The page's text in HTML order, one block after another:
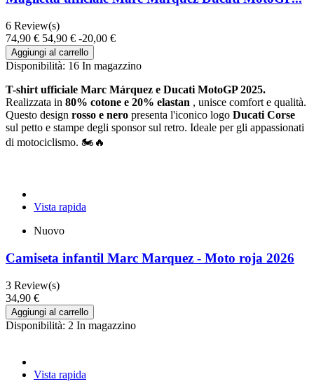
6 Review(s)
74,90 € 54,90 € -20,00 €
Aggiungi al carrello
Disponibilità: 16 In magazzino
T-shirt ufficiale Marc Márquez e Ducati MotoGP 2025.
Realizzata in 80% cotone e 20% elastan , unisce comfort e qualità.
Questo design rosso e nero presenta l'iconico logo Ducati Corse
sul petto e stampe degli sponsor sul retro. Ideale per gli appassionati
di motociclismo. 🏍️🔥
Vista rapida
Nuovo
Camiseta infantil Marc Marquez - Moto roja 2026
3 Review(s)
34,90 €
Aggiungi al carrello
Disponibilità: 2 In magazzino
Vista rapida